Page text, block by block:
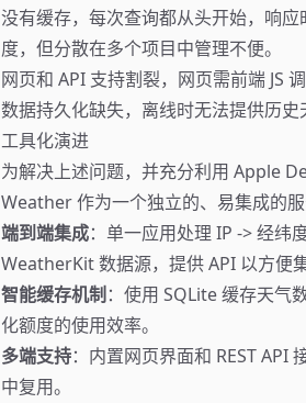
没有缓存，每次查询都从头开始，响
度，但分散在多个项目中管理不便。
网页和 API 支持割裂，网页需前端 JS
数据持久化缺失，离线时无法提供历史
工具化演进
为解决上述问题，并充分利用 Apple
Weather 作为一个独立的、易集成的服
端到端集成：单一应用处理 IP -> 经纬
WeatherKit 数据源，提供 API 以方便
智能缓存机制 ：使用 SQLite 缓存天气
化额度的使用效率。
多端支持：内置网页界面和 REST API
中复用。